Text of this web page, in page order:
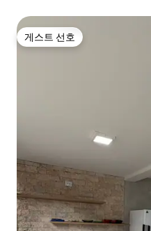
게스트 선호
게스트 선호